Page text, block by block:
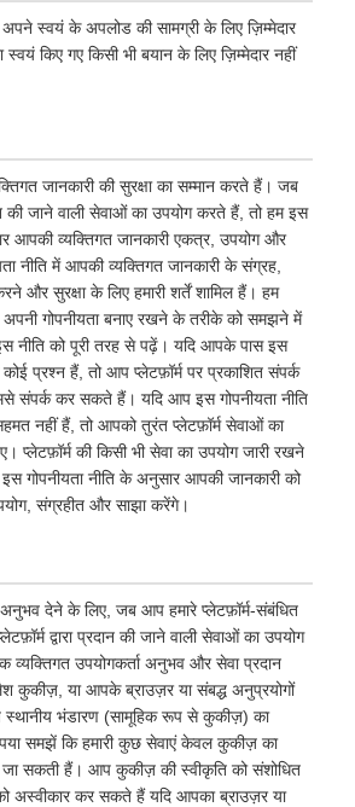
स्वयं के अपलोड की सामग्री के लिए ज़िम्मेदार
स्वयं किए गए किसी भी बयान के लिए ज़िम्मेदार नहीं
जानकारी की सुरक्षा का सम्मान करते हैं। जब
की जाने वाली सेवाओं का उपयोग करते हैं, तो हम इस
आपकी व्यक्तिगत जानकारी एकत्र, उपयोग और
नीति में आपकी व्यक्तिगत जानकारी के संग्रह,
और सुरक्षा के लिए हमारी शर्तें शामिल हैं। हम
गोपनीयता बनाए रखने के तरीके को समझने में
नीति को पूरी तरह से पढ़ें। यदि आपके पास इस
कोई प्रश्न हैं, तो आप प्लेटफ़ॉर्म पर प्रकाशित संपर्क
संपर्क कर सकते हैं। यदि आप इस गोपनीयता नीति
नहीं हैं, तो आपको तुरंत प्लेटफ़ॉर्म सेवाओं का
प्लेटफ़ॉर्म की किसी भी सेवा का उपयोग जारी रखने
गोपनीयता नीति के अनुसार आपकी जानकारी को
संग्रहीत और साझा करेंगे।
देने के लिए, जब आप हमारे प्लेटफ़ॉर्म-संबंधित
द्वारा प्रदान की जाने वाली सेवाओं का उपयोग
उपयोगकर्ता अनुभव और सेवा प्रदान
कुकीज़, या आपके ब्राउज़र या संबद्ध अनुप्रयोगों
स्थानीय भंडारण (सामूहिक रूप से कुकीज़) का
समझें कि हमारी कुछ सेवाएं केवल कुकीज़ का
जा सकती हैं। आप कुकीज़ की स्वीकृति को संशोधित
अस्वीकार कर सकते हैं यदि आपका ब्राउज़र या